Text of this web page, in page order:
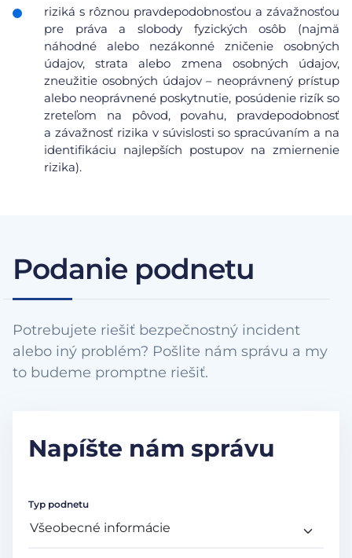
riziká s rôznou pravdepodobnosťou a závažnosťou
pre práva a slobody fyzických osôb (najmä
náhodné alebo nezákonné zničenie osobných
údajov, strata alebo zmena osobných údajov,
zneužitie osobných údajov – neoprávnený prístup
alebo neoprávnené poskytnutie, posúdenie rizík so
zreteľom na pôvod, povahu, pravdepodobnosť
a závažnosť rizika v súvislosti so spracúvaním a na
identifikáciu najlepších postupov na zmiernenie
rizika).
Podanie podnetu
Potrebujete riešiť bezpečnostný incident
alebo iný problém? Pošlite nám správu a my
to budeme promptne riešiť.
Napíšte nám správu
Typ podnetu